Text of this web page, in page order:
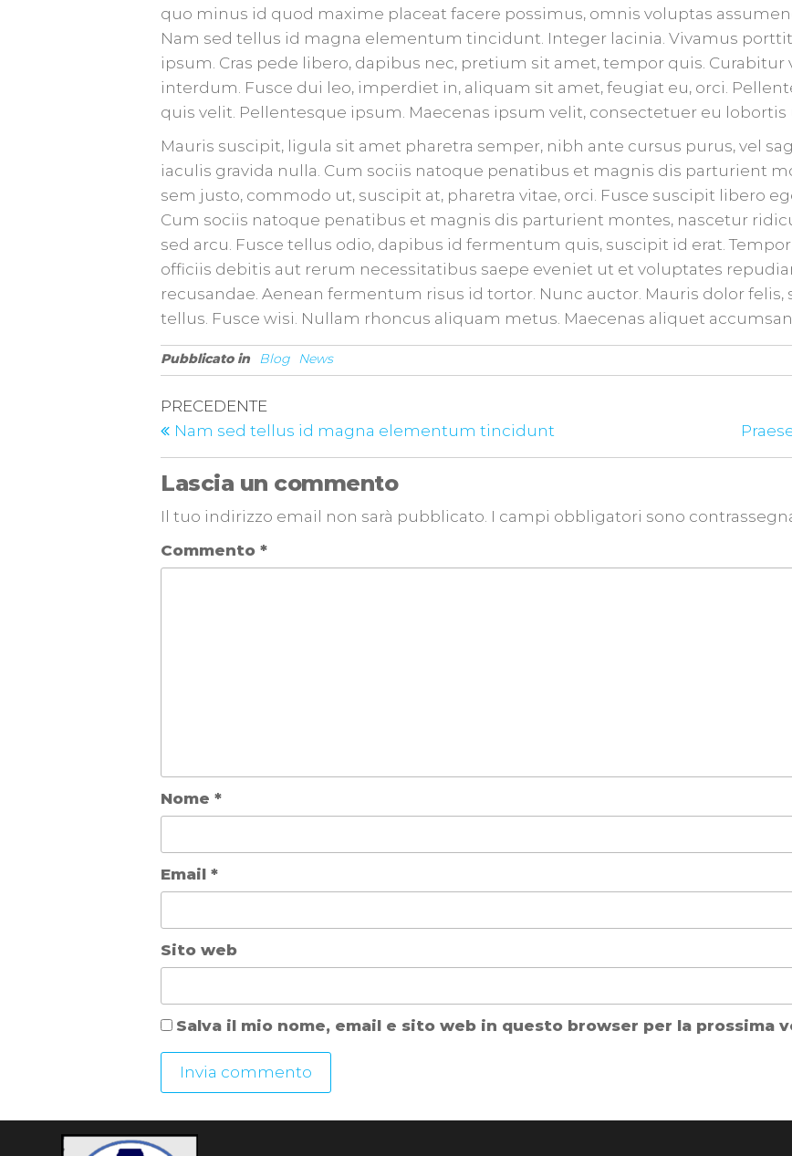
quo minus id quod maxime placeat facere possimus, omnis voluptas
Nam sed tellus id magna elementum tincidunt. Integer lacinia. Vivamus
ipsum. Cras pede libero, dapibus nec, pretium sit amet, tempor quis.
interdum. Fusce dui leo, imperdiet in, aliquam sit amet, feugiat eu, orci.
quis velit. Pellentesque ipsum. Maecenas ipsum velit, consectetuer eu
Mauris suscipit, ligula sit amet pharetra semper, nibh ante cursus purus, vel
iaculis gravida nulla. Cum sociis natoque penatibus et magnis dis parturient
sem justo, commodo ut, suscipit at, pharetra vitae, orci. Fusce suscipit libero
Cum sociis natoque penatibus et magnis dis parturient montes, nascetur
sed arcu. Fusce tellus odio, dapibus id fermentum quis, suscipit id erat.
officiis debitis aut rerum necessitatibus saepe eveniet ut et voluptates
recusandae. Aenean fermentum risus id tortor. Nunc auctor. Mauris dolor
tellus. Fusce wisi. Nullam rhoncus aliquam metus. Maecenas aliquet
Pubblicato in Blog News
PRECEDENTE
Nam sed tellus id magna elementum tincidunt
Lascia un commento
Il tuo indirizzo email non sarà pubblicato. I campi obbligatori sono
Commento *
Nome *
Email *
Sito web
Salva il mio nome, email e sito web in questo browser per la prossima